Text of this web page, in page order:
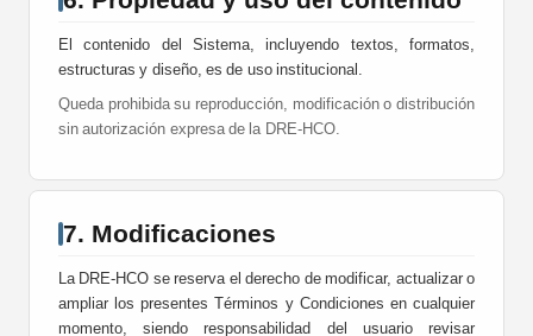
El contenido del Sistema, incluyendo textos, formatos,
estructuras y diseño, es de uso institucional.
Queda prohibida su reproducción, modificación o distribución
sin autorización expresa de la DRE-HCO.
7. Modificaciones
La DRE-HCO se reserva el derecho de modificar, actualizar o
ampliar los presentes Términos y Condiciones en cualquier
momento, siendo responsabilidad del usuario revisar